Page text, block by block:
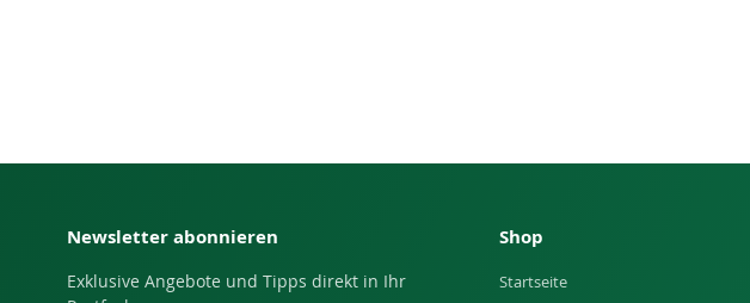
Newsletter abonnieren
Exklusive Angebote und Tipps direkt in Ihr
Shop
Startseite